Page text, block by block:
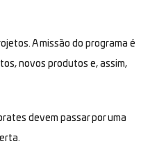
A missão do programa é
novos produtos e, assim,
devem passar por uma